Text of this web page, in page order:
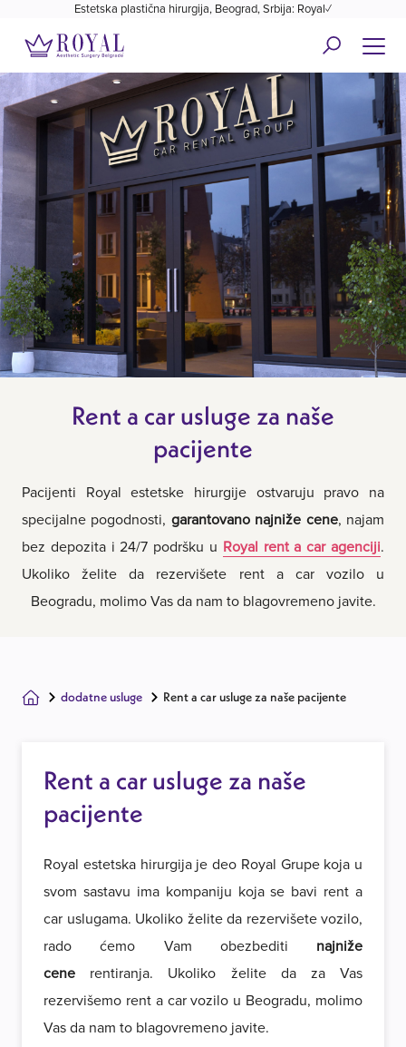
Estetska plastična hirurgija, Beograd, Srbija: Royal✓
Rent a car usluge za naše
pacijente
Pacijenti Royal estetske hirurgije ostvaruju pravo na
specijalne pogodnosti, garantovano najniže cene, najam
bez depozita i 24/7 podršku u Royal rent a car agenciji.
Ukoliko želite da rezervišete rent a car vozilo u
Beogradu, molimo Vas da nam to blagovremeno javite.
dodatne usluge Rent a car usluge za naše pacijente
Rent a car usluge za naše
pacijente
Royal estetska hirurgija je deo Royal Grupe koja u
svom sastavu ima kompaniju koja se bavi rent a
car uslugama. Ukoliko želite da rezervišete vozilo,
rado ćemo Vam obezbediti najniže
cene rentiranja. Ukoliko želite da za Vas
rezervišemo rent a car vozilo u Beogradu, molimo
Vas da nam to blagovremeno javite.